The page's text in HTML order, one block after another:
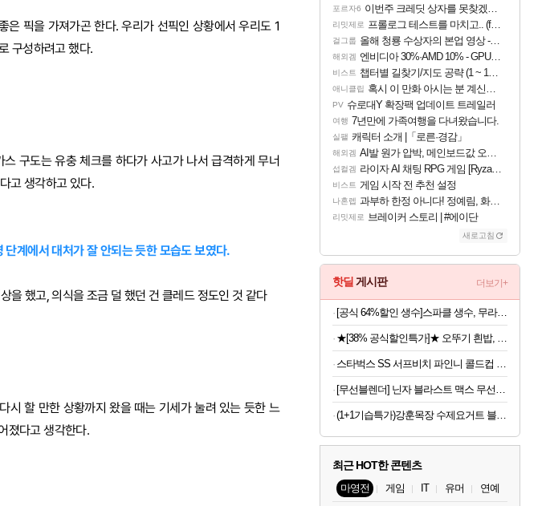
픽을 가져가곤 한다. 우리가 선픽인 상황에서 우리도 1
구성하려고 했다.
구도는 유충 체크를 하다가 사고가 나서 급격하게 무너
고 생각하고 있다.
계에서 대처가 잘 안되는 듯한 모습도 보였다.
을 했고, 의식을 조금 덜 했던 건 클레드 정도인 것 같다
시 할 만한 상황까지 왔을 때는 기세가 눌려 있는 듯한 느
졌다고 생각한다.
포르자6 이번주 크레딧 상자를 못찾겠어요
리밋제로 프롤로그 테스트를 마치고.. (feat. 리아)
걸그룹 올해 청룡 수상자의 본업 영상 - 스테이씨 윤
해외겜 엔비디아 30%·AMD 10% - GPU 공급가 인상 보도
비스트 챕터별 길찾기/지도 공략 (1 ~ 12장)
애니클립 혹시 이 만화 아시는 분 계신가요
PV 슈로대Y 확장팩 업데이트 트레일러
여행 7년만에 가족여행을 다녀왔습니다.
실팰 캐릭터 소개 |「로른·경감」
해외겜 AI발 원가 압박, 메인보드값 오르나
섭컬겜 라이자 AI 채팅 RPG 게임 [RyzaChat: AI] 공개
비스트 게임 시작 전 추천 설정
나혼렙 과부하 한정 아니다! 정예림, 화속성 서포터 세대 교체
리밋제로 브레이커 스토리 | #에이단
새로고침
핫딜 게시판 더보기+
[공식 64%할인 생수]스파클 생수, 무라벨, 2L, 24개
(1+1기습특가)강훈목장 수제요거트 블루베리1L+딸기1L 외
최근 HOT한 콘텐츠
마영전 게임 IT 유머 연예